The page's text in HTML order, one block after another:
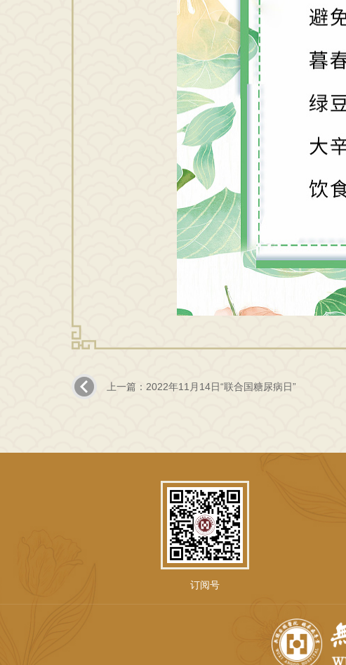
上一篇：2022年11月14日“联合国糖尿病日”
订阅号